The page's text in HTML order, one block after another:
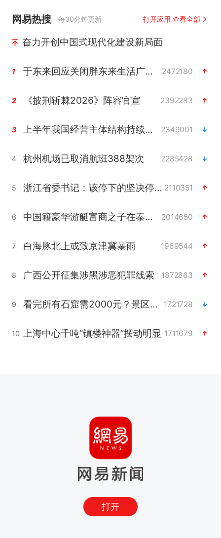
网易热搜 每30分钟更新 打开应用 查看全部
奋力开创中国式现代化建设新局面
1 于东来回应关闭胖东来生活广场店 2472180
2 《披荆斩棘2026》阵容官宣 2392283
3 上半年我国经营主体结构持续优化 2349001
4 杭州机场已取消航班388架次 2285428
5 浙江省委书记：该停下的坚决停下来 2110351
6 中国籍豪华游艇富商之子在泰国被杀 2014650
7 白海豚北上或致京津冀暴雨 1969544
8 广西公开征集涉黑涉恶犯罪线索 1872863
9 看完所有石窟需2000元？景区回应 1721728
10 上海中心千吨“镇楼神器”摆动明显 1711679
打开